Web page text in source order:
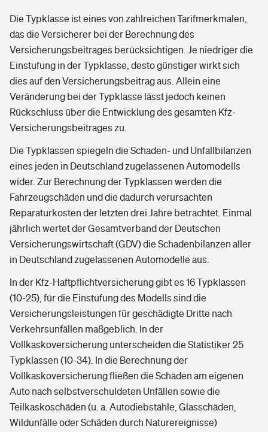
Die Typklasse ist eines von zahlreichen Tarifmerkmalen,
das die Versicherer bei der Berechnung des
Versicherungsbeitrages berücksichtigen. Je niedriger die
Einstufung in der Typklasse, desto günstiger wirkt sich
dies auf den Versicherungsbeitrag aus. Allein eine
Veränderung bei der Typklasse lässt jedoch keinen
Rückschluss über die Entwicklung des gesamten Kfz-
Versicherungsbeitrages zu.
Die Typklassen spiegeln die Schaden- und Unfallbilanzen
eines jeden in Deutschland zugelassenen Automodells
wider. Zur Berechnung der Typklassen werden die
Fahrzeugschäden und die dadurch verursachten
Reparaturkosten der letzten drei Jahre betrachtet. Einmal
jährlich wertet der Gesamtverband der Deutschen
Versicherungswirtschaft (GDV) die Schadenbilanzen aller
in Deutschland zugelassenen Automodelle aus.
In der Kfz-Haftpflichtversicherung gibt es 16 Typklassen
(10-25), für die Einstufung des Modells sind die
Versicherungsleistungen für geschädigte Dritte nach
Verkehrsunfällen maßgeblich. In der
Vollkaskoversicherung unterscheiden die Statistiker 25
Typklassen (10-34). In die Berechnung der
Vollkaskoversicherung fließen die Schäden am eigenen
Auto nach selbstverschuldeten Unfällen sowie die
Teilkaskoschäden (u. a. Autodiebstähle, Glasschäden,
Wildunfälle oder Schäden durch Naturereignisse)